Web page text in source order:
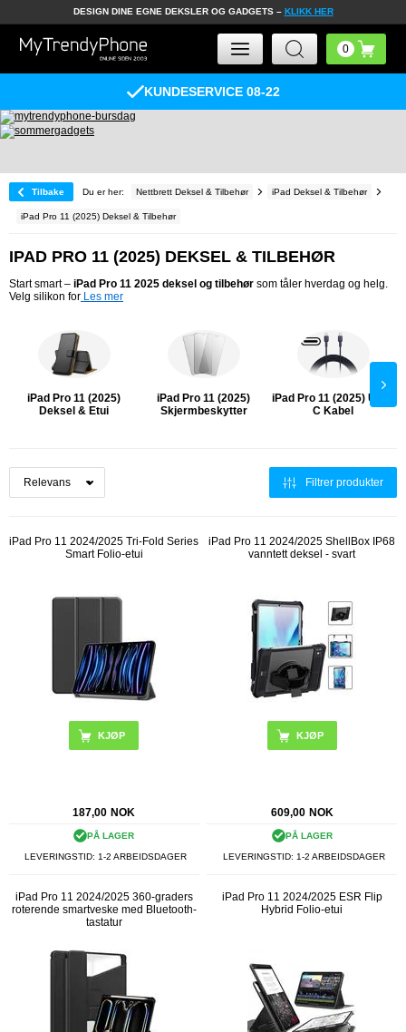
DESIGN DINE EGNE DEKSLER OG GADGETS – KLIKK HER
KUNDESERVICE 08-22
Tilbake Du er her: Nettbrett Deksel & Tilbehør iPad Deksel & Tilbehør
iPad Pro 11 (2025) Deksel & Tilbehør
IPAD PRO 11 (2025) DEKSEL & TILBEHØR
Start smart – iPad Pro 11 2025 deksel og tilbehør som tåler hverdag og helg.
Velg silikon for Les mer
iPad Pro 11 (2025)
Deksel & Etui
iPad Pro 11 (2025)
Skjermbeskytter
iPad Pro 11 (2025) USB-
C Kabel
Filtrer produkter
iPad Pro 11 2024/2025 Tri-Fold Series
Smart Folio-etui
KJØP
187,00 NOK
PÅ LAGER
LEVERINGSTID: 1-2 ARBEIDSDAGER
iPad Pro 11 2024/2025 ShellBox IP68
vanntett deksel - svart
609,00 NOK
PÅ LAGER
LEVERINGSTID: 1-2 ARBEIDSDAGER
iPad Pro 11 2024/2025 360-graders
roterende smartveske med Bluetooth-
tastatur
iPad Pro 11 2024/2025 ESR Flip
Hybrid Folio-etui